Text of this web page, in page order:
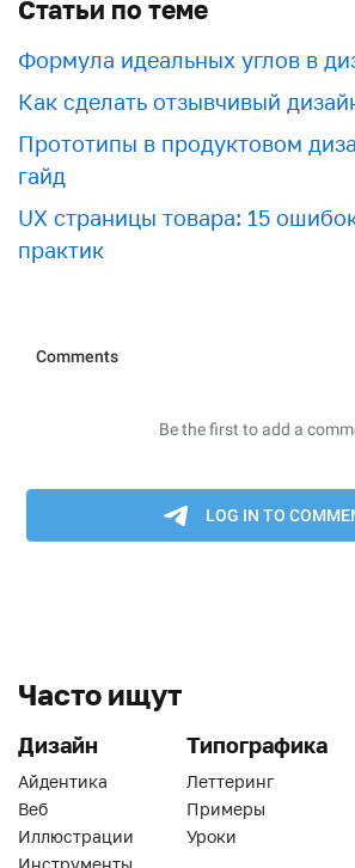
Статьи по теме
Формула идеальных углов в
Как сделать отзывчивый
Прототипы в продуктовом
гайд
UX страницы товара: 15
практик
Часто ищут
Дизайн
Айдентика
Веб
Иллюстрации
Инструменты
Типографика
Леттеринг
Примеры
Уроки